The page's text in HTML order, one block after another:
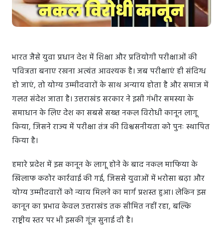
भारत जैसे युवा प्रधान देश में शिक्षा और प्रतियोगी परीक्षाओं की
पवित्रता बनाए रखना अत्यंत आवश्यक है। जब परीक्षाएं ही संदिग्ध
हो जाएं, तो योग्य उम्मीदवारों के साथ अन्याय होता है और समाज में
गलत संदेश जाता है। उत्तराखंड सरकार ने इसी गंभीर समस्या के
समाधान के लिए देश का सबसे सख्त नकल विरोधी कानून लागू
किया, जिसने राज्य में परीक्षा तंत्र की विश्वसनीयता को पुनः स्थापित
किया है।
हमारे प्रदेश में इस कानून के लागू होने के बाद नकल माफिया के
खिलाफ कठोर कार्रवाई की गई, जिससे युवाओं में भरोसा बढ़ा और
योग्य उम्मीदवारों को न्याय मिलने का मार्ग प्रशस्त हुआ। लेकिन इस
कानून का प्रभाव केवल उत्तराखंड तक सीमित नहीं रहा, बल्कि
राष्ट्रीय स्तर पर भी इसकी गूंज सुनाई दी है।